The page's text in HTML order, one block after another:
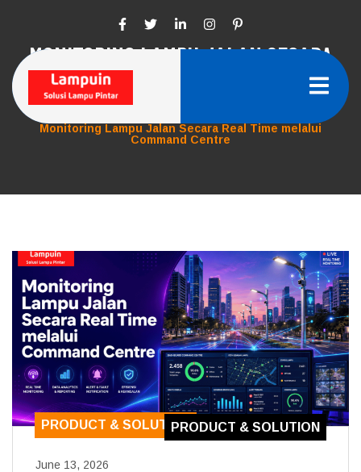
MONITORING LAMPU JALAN SECARA
REAL TIME MELALUI COMMAND CENTRE
Monitoring Lampu Jalan Secara Real Time melalui
Command Centre
PRODUCT & SOLUTIONPRODUCT & SOLUTION
June 13, 2026